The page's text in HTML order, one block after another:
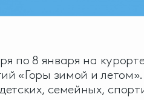
по 8 января на
«Горы зимой и
семейных,